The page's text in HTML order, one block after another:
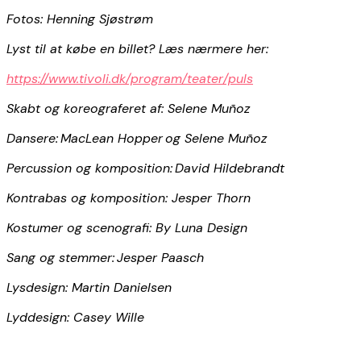
Fotos: Henning Sjøstrøm
Lyst til at købe en billet? Læs nærmere her:
https://www.tivoli.dk/program/teater/puls
Skabt og koreograferet af: Selene Muñoz
Dansere: MacLean Hopper og Selene Muñoz
Percussion og komposition: David Hildebrandt
Kontrabas og komposition: Jesper Thorn
Kostumer og scenografi: By Luna Design
Sang og stemmer: Jesper Paasch
Lysdesign: Martin Danielsen
Lyddesign: Casey Wille